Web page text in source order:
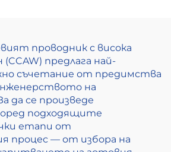
проводник с висока
предлага най-
съчетание от предимства
на
да се произведе
подходящите
етапи от
процес — от избора на